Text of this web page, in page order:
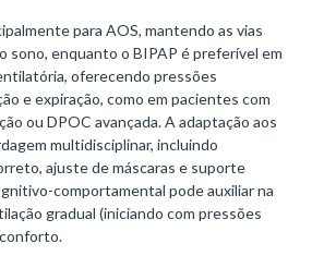
para AOS, mantendo as vias
sono, enquanto o BIPAP é preferível em
oferecendo pressões
e expiração, como em pacientes com
ou DPOC avançada. A adaptação aos
multidisciplinar, incluindo
ajuste de máscaras e suporte
comportamental pode auxiliar na
gradual (iniciando com pressões